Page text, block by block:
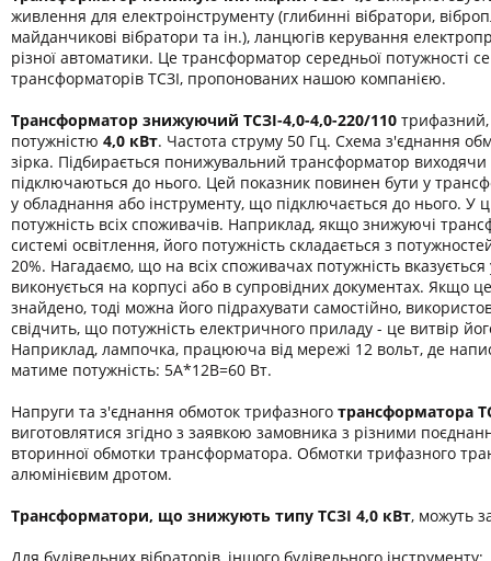
живлення для електроінструменту (глибинні вібратори,
майданчикові вібратори та ін.), ланцюгів керування
різної автоматики. Це трансформатор середньої потужності
трансформаторів ТСЗІ, пропонованих нашою компанією.
Трансформатор знижуючий ТСЗІ-4,0-4,0-220/110
потужністю 4,0 кВт. Частота струму 50 Гц. Схема з'єднання
зірка. Підбирається понижувальний трансформатор
підключаються до нього. Цей показник повинен бути у
у обладнання або інструменту, що підключається до нього. У
потужність всіх споживачів. Наприклад, якщо знижуючі
системі освітлення, його потужність складається з
20%. Нагадаємо, що на всіх споживачах потужність
виконується на корпусі або в супровідних документах. Якщо
знайдено, тоді можна його підрахувати самостійно,
свідчить, що потужність електричного приладу - це витвір
Наприклад, лампочка, працююча від мережі 12 вольт, де
матиме потужність: 5А*12В=60 Вт.
Напруги та з'єднання обмоток трифазного трансформатора
виготовлятися згідно з заявкою замовника з різними
вторинної обмотки трансформатора. Обмотки трифазного
алюмінієвим дротом.
Трансформатори, що знижують типу ТСЗІ 4,0 кВт, можуть